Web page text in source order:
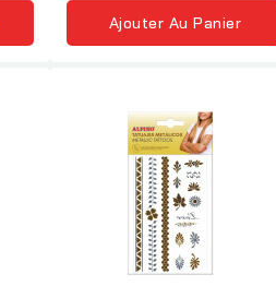
Ajouter Au Panier